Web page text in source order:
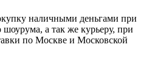
наличными деньгами при
а так же курьеру, при
по Москве и Московской